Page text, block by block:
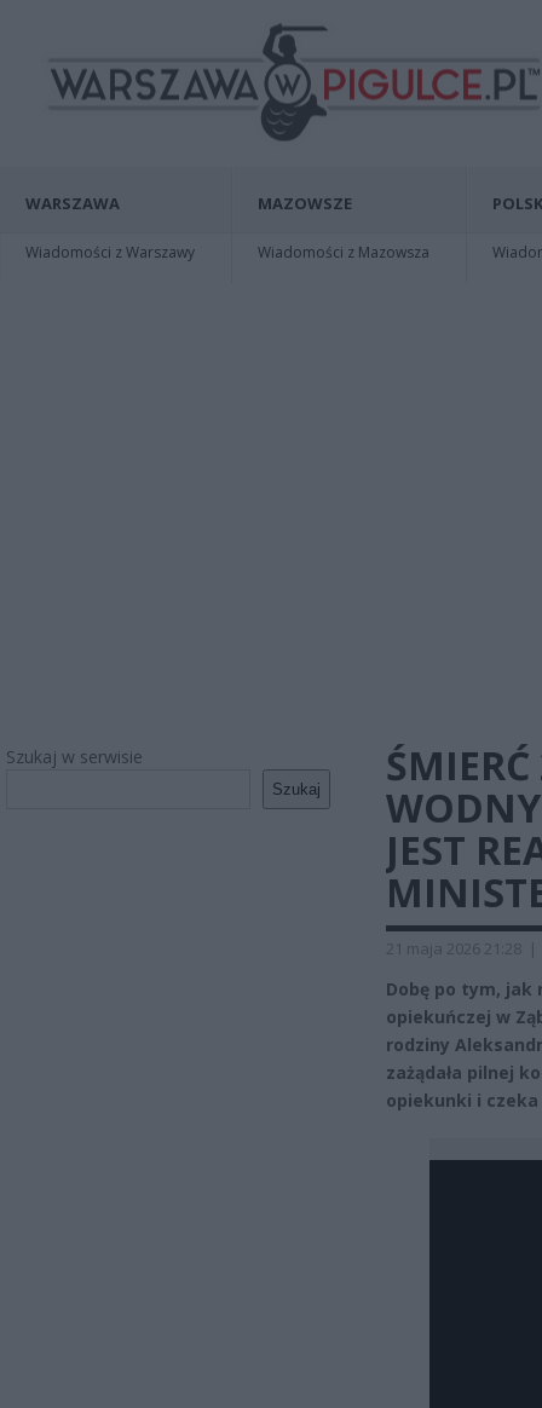
WARSZAWA
Wiadomości z Warszawy
MAZOWSZE
Wiadomości z Mazowsza
Szukaj w serwisie
Szukaj
JEST
21 maja 2026 21:28 |
Dobę po tym, jak
opiekuńczej w
rodziny
zażądała pilnej
opiekunki i